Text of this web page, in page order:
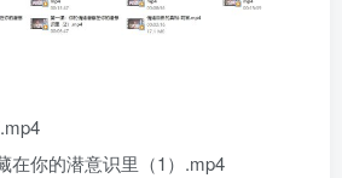
在你的潜意识里（1）.mp4